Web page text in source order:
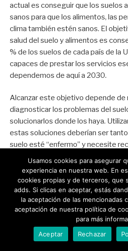
actual es conseguir que los suelos
sanos para que los alimentos, las
clima también estén sanos. El
salud del suelo y alimentos es
% de los suelos de cada país de la
capaces de prestar los servicios
dependemos de aquí a 2030.
Alcanzar este objetivo depende de
diagnosticar los problemas del
solucionarlos donde los haya.
estas soluciones deberían ser tanto
suelo esté “enfermo” y necesite
preventivas.
El diagnóstico de la salud del suelo,
conocerlo: Conocer sus
sus particularidades en cada zona.
Edafología, especialmente en las
con el sector agroalimentario, así
conocimientos en la educación
Usamos cookies para asegurar
experiencia en nuestra web. En
cookies propias y de terceros, que
adds. Si clicas en aceptar, estás
la aceptación de las mencionadas
aceptación de nuestra política de
para más
Aceptar
Rechazar